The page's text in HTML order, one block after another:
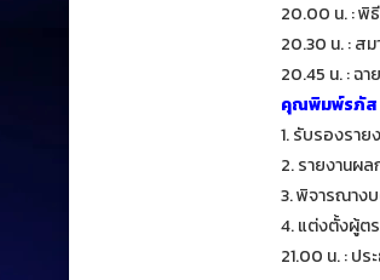
20.00 น. : พิ
20.30 น. : ส
20.45 น. : ฉ
คุณพิมพ์รภัส
1. รับรองรา
2. รายงานผ
3. พิจารณาง
4. แต่งตั้งผู้
21.00 น. : ป